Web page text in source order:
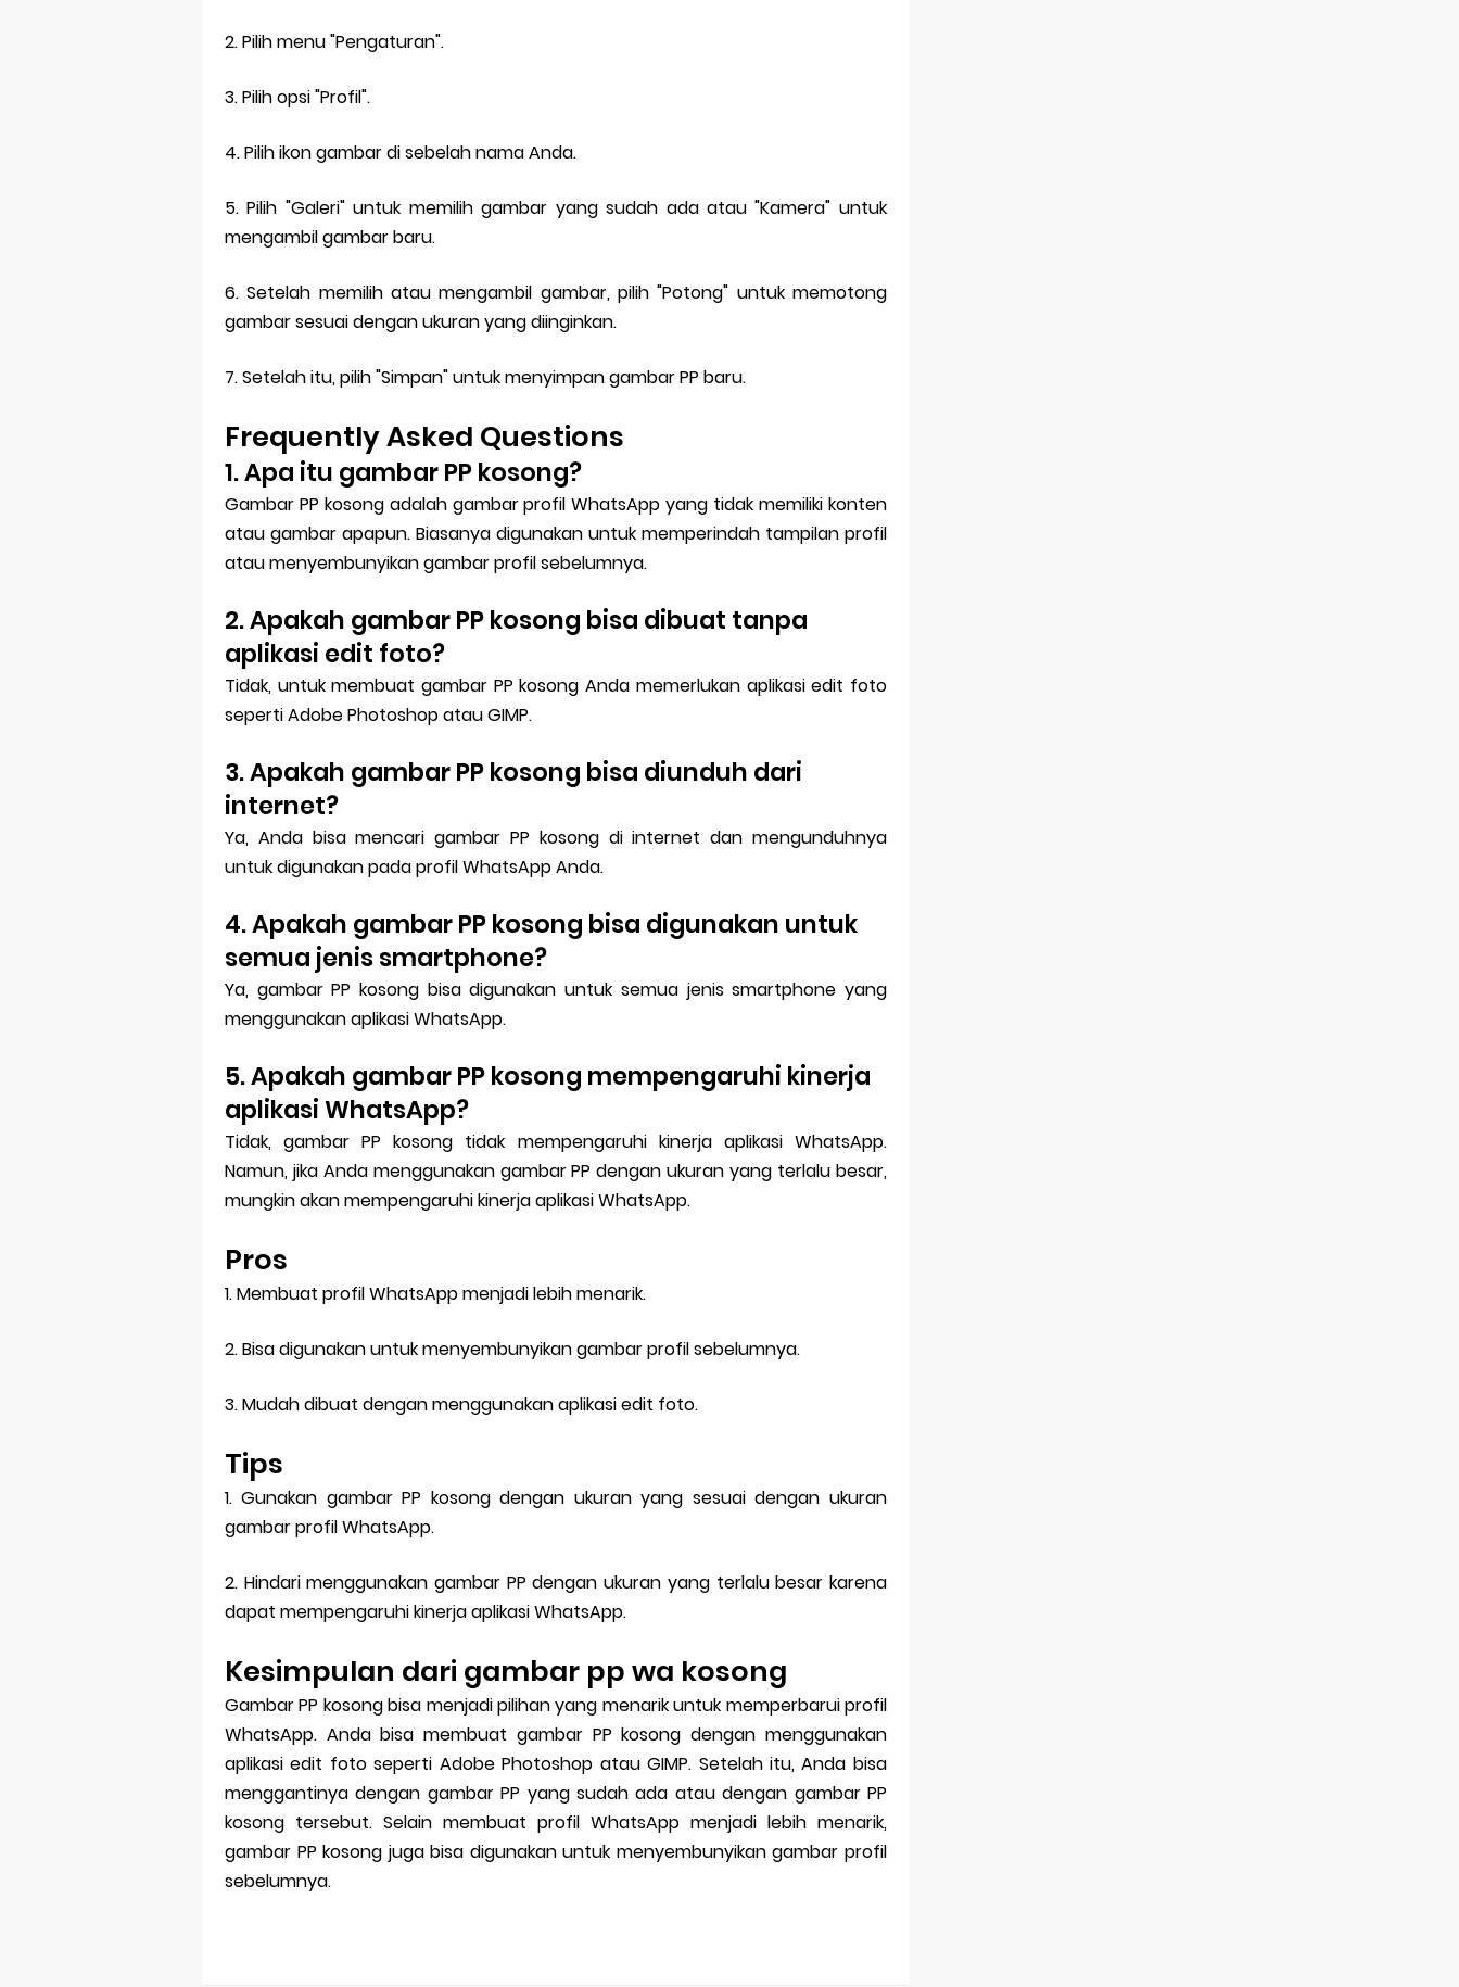
2. Pilih menu "Pengaturan".
3. Pilih opsi "Profil".
4. Pilih ikon gambar di sebelah nama Anda.
5. Pilih "Galeri" untuk memilih gambar yang sudah ada atau "Kamera" untuk
mengambil gambar baru.
6. Setelah memilih atau mengambil gambar, pilih "Potong" untuk memotong
gambar sesuai dengan ukuran yang diinginkan.
7. Setelah itu, pilih "Simpan" untuk menyimpan gambar PP baru.
Frequently Asked Questions
1. Apa itu gambar PP kosong?
Gambar PP kosong adalah gambar profil WhatsApp yang tidak memiliki konten
atau gambar apapun. Biasanya digunakan untuk memperindah tampilan profil
atau menyembunyikan gambar profil sebelumnya.
2. Apakah gambar PP kosong bisa dibuat tanpa
aplikasi edit foto?
Tidak, untuk membuat gambar PP kosong Anda memerlukan aplikasi edit foto
seperti Adobe Photoshop atau GIMP.
3. Apakah gambar PP kosong bisa diunduh dari
internet?
Ya, Anda bisa mencari gambar PP kosong di internet dan mengunduhnya
untuk digunakan pada profil WhatsApp Anda.
4. Apakah gambar PP kosong bisa digunakan untuk
semua jenis smartphone?
Ya, gambar PP kosong bisa digunakan untuk semua jenis smartphone yang
menggunakan aplikasi WhatsApp.
5. Apakah gambar PP kosong mempengaruhi kinerja
aplikasi WhatsApp?
Tidak, gambar PP kosong tidak mempengaruhi kinerja aplikasi WhatsApp.
Namun, jika Anda menggunakan gambar PP dengan ukuran yang terlalu besar,
mungkin akan mempengaruhi kinerja aplikasi WhatsApp.
Pros
1. Membuat profil WhatsApp menjadi lebih menarik.
2. Bisa digunakan untuk menyembunyikan gambar profil sebelumnya.
3. Mudah dibuat dengan menggunakan aplikasi edit foto.
Tips
1. Gunakan gambar PP kosong dengan ukuran yang sesuai dengan ukuran
gambar profil WhatsApp.
2. Hindari menggunakan gambar PP dengan ukuran yang terlalu besar karena
dapat mempengaruhi kinerja aplikasi WhatsApp.
Kesimpulan dari gambar pp wa kosong
Gambar PP kosong bisa menjadi pilihan yang menarik untuk memperbarui profil
WhatsApp. Anda bisa membuat gambar PP kosong dengan menggunakan
aplikasi edit foto seperti Adobe Photoshop atau GIMP. Setelah itu, Anda bisa
menggantinya dengan gambar PP yang sudah ada atau dengan gambar PP
kosong tersebut. Selain membuat profil WhatsApp menjadi lebih menarik,
gambar PP kosong juga bisa digunakan untuk menyembunyikan gambar profil
sebelumnya.